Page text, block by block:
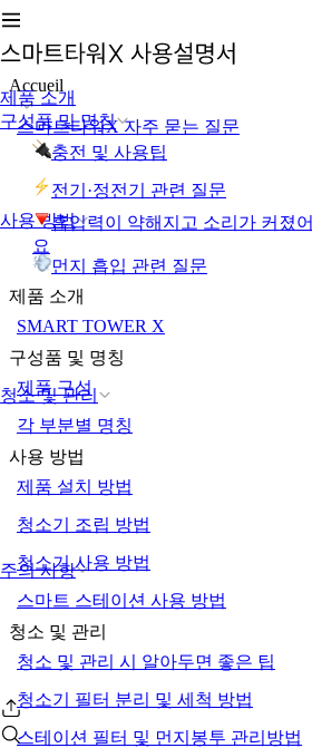
제품 소개
구성품 및 명칭
사용 방법
청소 및 관리
주의 사항
Accueil
스마트타워X 자주 묻는 질문
충전 및 사용팁
전기·정전기 관련 질문
흡입력이 약해지고 소리가 커졌어
요
먼지 흡입 관련 질문
제품 소개
SMART TOWER X
구성품 및 명칭
제품 구성
각 부분별 명칭
사용 방법
제품 설치 방법
청소기 조립 방법
청소기 사용 방법
스마트 스테이션 사용 방법
청소 및 관리
청소 및 관리 시 알아두면 좋은 팁
청소기 필터 분리 및 세척 방법
스테이션 필터 및 먼지봉투 관리방법